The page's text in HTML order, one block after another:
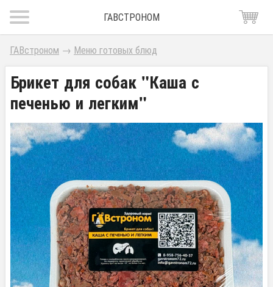
ГАВСТРОНОМ
ГАВстроном → Меню готовых блюд
Брикет для собак "Каша с
печенью и легким"